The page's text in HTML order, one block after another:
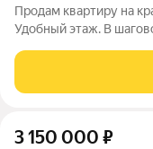
Продам квартиру на
Удобный этаж. В
Состояние среднее.
сертификатов.
3 150 000 ₽